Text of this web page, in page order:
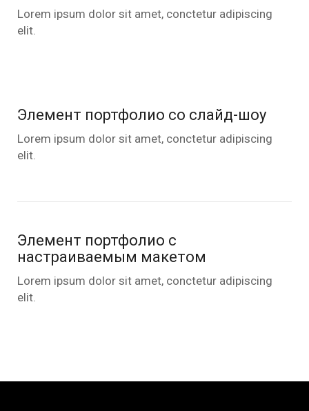
Lorem ipsum dolor sit amet, conctetur adipiscing
elit.
Элемент портфолио со слайд-шоу
Lorem ipsum dolor sit amet, conctetur adipiscing
elit.
Элемент портфолио с
настраиваемым макетом
Lorem ipsum dolor sit amet, conctetur adipiscing
elit.